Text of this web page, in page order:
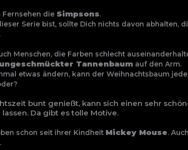
Fernsehen die Simpsons.
Serie bist, sollte Dich nichts davon abhalten,
Menschen, die Farben schlecht
ungeschmückter Tannenbaum auf den Arm.
etwas ändern, kann der Weihnachtsbaum
bunt genießt, kann sich einen sehr
Da gibt es tolle Motive.
schon seit ihrer Kindheit Mickey Mouse.